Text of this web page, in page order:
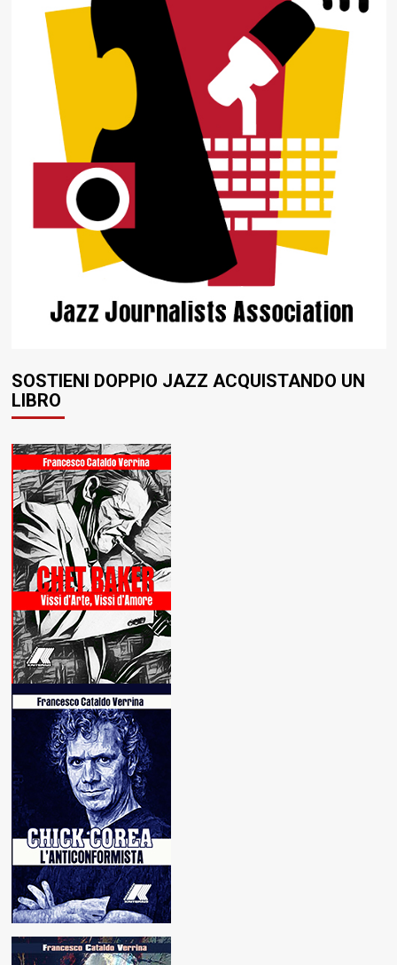
SOSTIENI DOPPIO JAZZ ACQUISTANDO UN
LIBRO